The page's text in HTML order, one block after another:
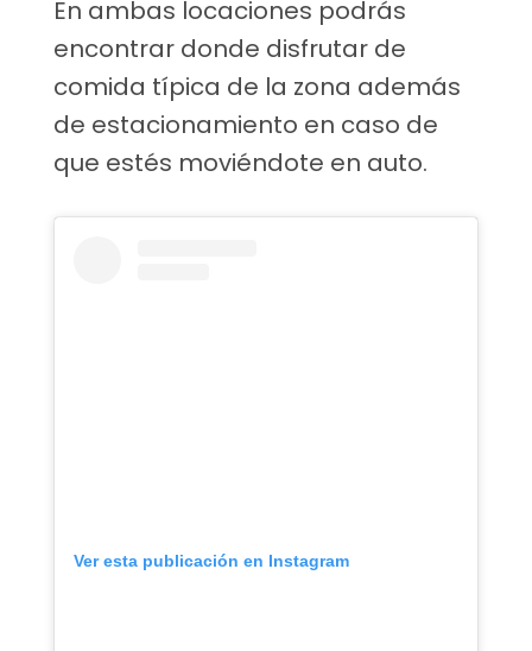
En ambas locaciones podrás
encontrar donde disfrutar de
comida típica de la zona además
de estacionamiento en caso de
que estés moviéndote en auto.
Ver esta publicación en Instagram